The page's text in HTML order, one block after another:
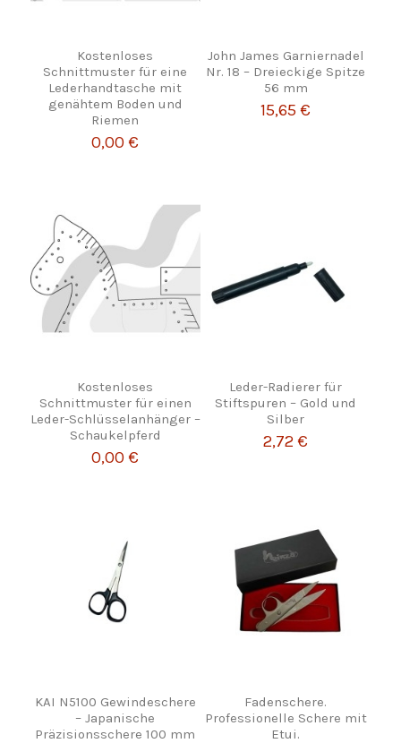
Kostenloses
Schnittmuster für eine
Lederhandtasche mit
genähtem Boden und
Riemen
0,00 €
John James Garniernadel
Nr. 18 – Dreieckige Spitze
56 mm
15,65 €
Kostenloses
Schnittmuster für einen
Leder-Schlüsselanhänger –
Schaukelpferd
0,00 €
Leder-Radierer für
Stiftspuren – Gold und
Silber
2,72 €
KAI N5100 Gewindeschere
– Japanische
Präzisionsschere 100 mm
Fadenschere.
Professionelle Schere mit
Etui.